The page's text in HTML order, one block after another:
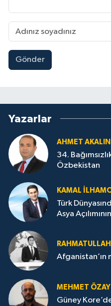
Gönder
Yazarlar
AHMET AKALIN
34.
Özbekistan
KAMAL
Türk
Asya
Afganistan’ın
MEHMET ÖZAY
Güney